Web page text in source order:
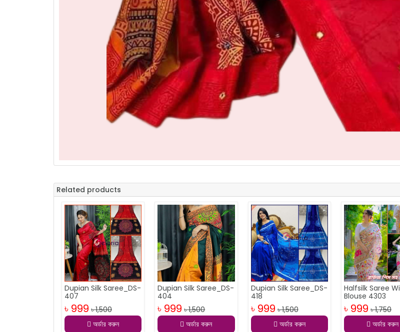
Related products
Dupian Silk Saree_DS-
407
৳ 999 ৳ 1,500
অর্ডার করুন
Dupian Silk Saree_DS-
404
৳ 999 ৳ 1,500
অর্ডার করুন
Dupian Silk Saree_DS-
418
৳ 999 ৳ 1,500
অর্ডার করুন
Halfsilk Saree
Blouse 4303
৳ 999 ৳ 1,750
অর্ডার করুন